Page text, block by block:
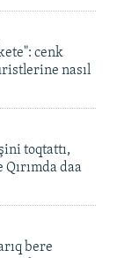
cenk
nasıl
toqtattı,
daa
bere